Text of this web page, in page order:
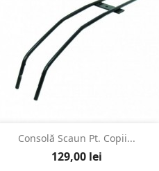
Consolă Scaun Pt. Copii...
129,00 lei
 Vizualizare rapida